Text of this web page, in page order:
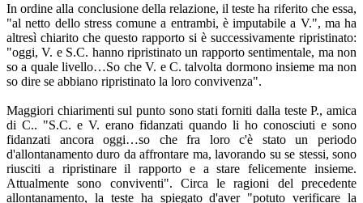
In ordine alla conclusione della relazione, il teste ha riferito che essa,
"al netto dello stress comune a entrambi, è imputabile a V.", ma ha
altresì chiarito che questo rapporto si è successivamente ripristinato:
"oggi, V. e S.C. hanno ripristinato un rapporto sentimentale, ma non
so a quale livello…So che V. e C. talvolta dormono insieme ma non
so dire se abbiano ripristinato la loro convivenza".
Maggiori chiarimenti sul punto sono stati forniti dalla teste P., amica
di C.. "S.C. e V. erano fidanzati quando li ho conosciuti e sono
fidanzati ancora oggi…so che fra loro c'è stato un periodo
d'allontanamento duro da affrontare ma, lavorando su se stessi, sono
riusciti a ripristinare il rapporto e a stare felicemente insieme.
Attualmente sono conviventi". Circa le ragioni del precedente
allontanamento, la teste ha spiegato d'aver "potuto verificare la